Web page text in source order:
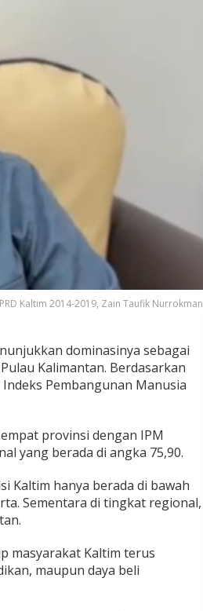
Kaltim 2014-2019, Zain Taufik Nurrokman
dominasinya sebagai
Kalimantan. Berdasarkan
Pembangunan Manusia
provinsi dengan IPM
yang berada di angka 75,90.
Kaltim hanya berada di bawah
Sementara di tingkat regional,
masyarakat Kaltim terus
maupun daya beli